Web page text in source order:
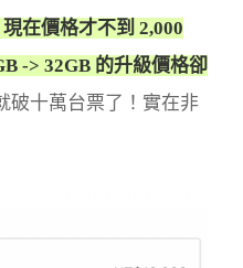
在價格才不到 2,000
-> 32GB 的升級價格卻
破十萬台票了！實在非